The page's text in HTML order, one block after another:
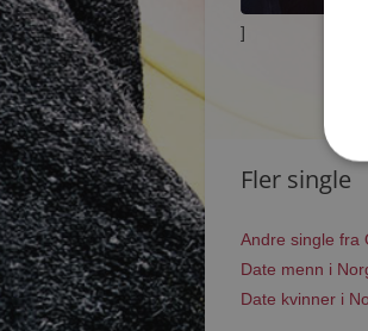
]
Fler single
Andre single fra
Date menn i
Date kvinner i